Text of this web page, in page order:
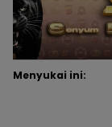
Menyukai ini: